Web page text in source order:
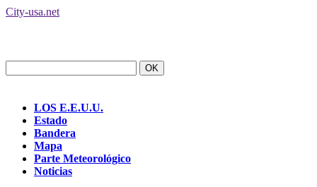
City-usa.net
LOS E.E.U.U.
Estado
Bandera
Mapa
Parte Meteorológico
Noticias